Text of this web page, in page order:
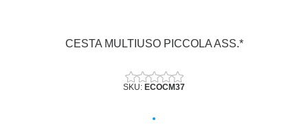
CESTA MULTIUSO PICCOLA ASS.*
SKU: ECOCM37